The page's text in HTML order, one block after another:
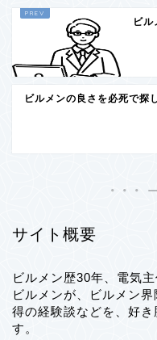
ビル
ビルメンの良さを必死で探
サイト概要
ビルメン歴30年、電気
ビルメンが、ビルメン
得の経験談などを、好
す。